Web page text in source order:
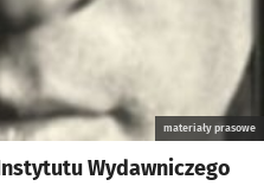
materiały prasowe
Wydawniczego